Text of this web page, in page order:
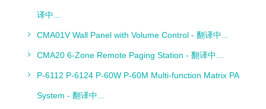
译中...
CMA01V Wall Panel with Volume Control - 翻译中...
CMA20 6-Zone Remote Paging Station - 翻译中...
P-6112 P-6124 P-60W P-60M Multi-function Matrix PA
System - 翻译中...